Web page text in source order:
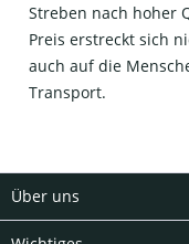
Streben nach hoher
Preis erstreckt sich
auch auf die
Transport.
Über uns